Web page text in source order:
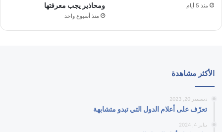
منذ 5 أيام
ومحاذير يجب معرفتها
منذ أسبوع واحد
الأكثر مشاهدة
ديسمبر 20, 2023
تعرّف على أعلام الدول التي تبدو متشابهة
يناير 4, 2024